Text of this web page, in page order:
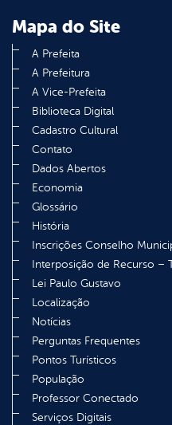
Mapa do Site
A Prefeita
A Prefeitura
A Vice-Prefeita
Biblioteca Digital
Cadastro Cultural
Contato
Dados Abertos
Economia
Glossário
História
Inscrições Conselho
Interposição de Recurso –
Lei Paulo Gustavo
Localização
Notícias
Perguntas Frequentes
Pontos Turísticos
População
Professor Conectado
Serviços Digitais